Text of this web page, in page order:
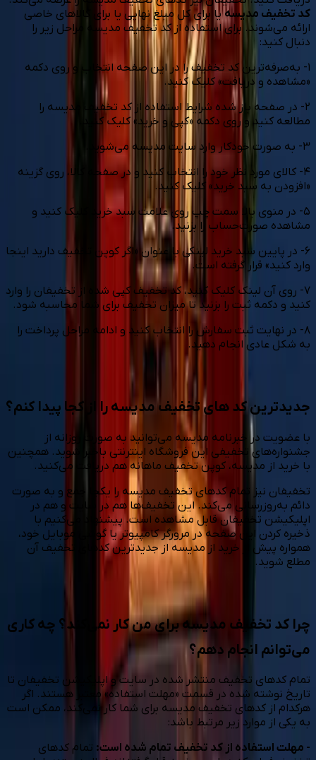
کد تخفیف مدیسهیا برای کل مبلغ نهایی یا برای کالاهای خاصی
ارائه می‌شوند. برای استفاده از کد تخفیف مدیسه مراحل زیر را
دنبال کنید:
۱- به‌صرفه‌ترین کد تخفیف را در این صفحه انتخاب و روی دکمه‌
«مشاهده و دریافت» کلیک کنید.
۲- در صفحه‌ باز شده شرایط استفاده از کد تخفیف مدیسه را
مطالعه کنید و روی دکمه «کپی و خرید» کلیک کنید.
۳- به صورت خودکار وارد سایت مدیسه می‌شوید.
۴- کالای مورد نظر خود را انتخاب کنید و در صفحه‌ کالا، روی گزینه
«افزودن به سبد خرید» کلیک کنید.
۵- در منوی بالا سمت چپ روی علامت سبد خرید کلیک کنید و
مشاهده صورت‌حساب را بزنید.
۶- در پایین سبد خرید لینکی با عنوان «اگر کوپن تخفیف دارید اینجا
وارد کنید» قرار گرفته است.
۷- روی آن لینک کلیک کنید، کد تخفیف کپی شده از تخفیفان را وارد
کنید و دکمه ثبت را بزنید تا میزان تخفیف برای شما محاسبه شود.
۸- در نهایت ثبت سفارش را انتخاب کنید و ادامه مراحل پرداخت را
به شکل عادی انجام دهید.
جدیدترین کد های تخفیف مدیسه را از کجا پیدا کنم؟
با عضویت در خبرنامه مدیسه می‌توانید به صورت روزانه از
جشنواره‌های تخفیفی این فروشگاه اینترنتی باخبر شوید. همچنین
با خرید از مدیسه، کوپن تخفیف ماهانه هم دریافت می‌کنید.
تخفیفان نیز تمام کدهای تخفیف مدیسه را یکجا جمع و به صورت
دائم به‌روزرسانی می‌کند. این تخفیف‌ها هم در سایت و هم در
اپلیکیشن تخفیفان قابل مشاهده است. پیشنهاد می‌کنیم با
ذخیره‌ کردن این صفحه در مرورگر کامپیوتر یا گوشی موبایل خود،
همواره پیش از خرید از مدیسه از جدیدترین کدهای تخفیف آن
مطلع شوید.
چرا کد تخفیف مدیسه برای من کار نمی‌کند؟ چه کاری
می‌توانم انجام دهم؟
تمام کدهای تخفیف منتشر شده در سایت و اپلیکیشن تخفیفان تا
تاریخ نوشته شده در قسمت «مهلت استفاده» معتبر هستند. اگر
هرکدام از کدهای تخفیف مدیسه برای شما کار نمی‌کند، ممکن است
به یکی از موارد زیر مرتبط باشد:
- مهلت استفاده از کد تخفیف تمام شده است: تمام کدهای